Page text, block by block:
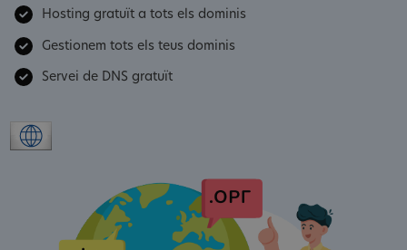
Hosting gratuït a tots els dominis
Gestionem tots els teus dominis
Servei de DNS gratuït